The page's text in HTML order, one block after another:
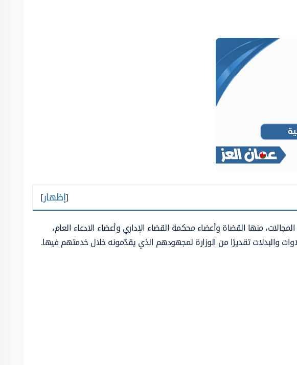
[إظهار]
منها القضاة وأعضاء محكمة القضاء الإداري وأعضاء الادعاء العام،
تقديرًا من الوزارة لمجهودهم الذي يقدّمونه خلال خدمتهم فيها.